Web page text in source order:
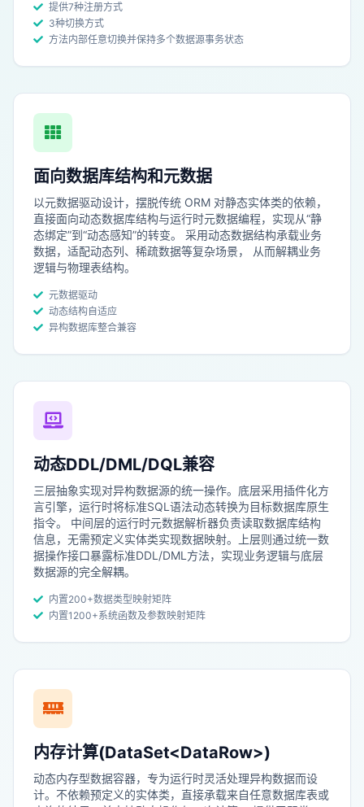
提供7种注册方式
3种切换方式
方法内部任意切换并保持多个数据源事务状态
面向数据库结构和元数据
以元数据驱动设计，摆脱传统 ORM 对静态实体类的依赖，
直接面向动态数据库结构与运行时元数据编程，实现从“静
态绑定”到“动态感知”的转变。 采用动态数据结构承载业务
数据，适配动态列、稀疏数据等复杂场景， 从而解耦业务
逻辑与物理表结构。
元数据驱动
动态结构自适应
异构数据库整合兼容
动态DDL/DML/DQL兼容
三层抽象实现对异构数据源的统一操作。底层采用插件化方
言引擎，运行时将标准SQL语法动态转换为目标数据库原生
指令。 中间层的运行时元数据解析器负责读取数据库结构
信息，无需预定义实体类实现数据映射。上层则通过统一数
据操作接口暴露标准DDL/DML方法，实现业务逻辑与底层
数据源的完全解耦。
内置200+数据类型映射矩阵
内置1200+系统函数及参数映射矩阵
内存计算(DataSet<DataRow>)
动态内存型数据容器，专为运行时灵活处理异构数据而设
计‌。不依赖预定义的实体类，直接承载来自任意数据库表或